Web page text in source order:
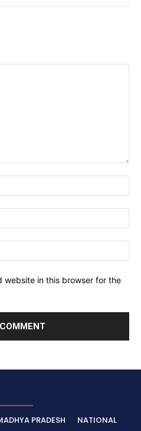
website in this browser for the
PRADESH
NATIONAL